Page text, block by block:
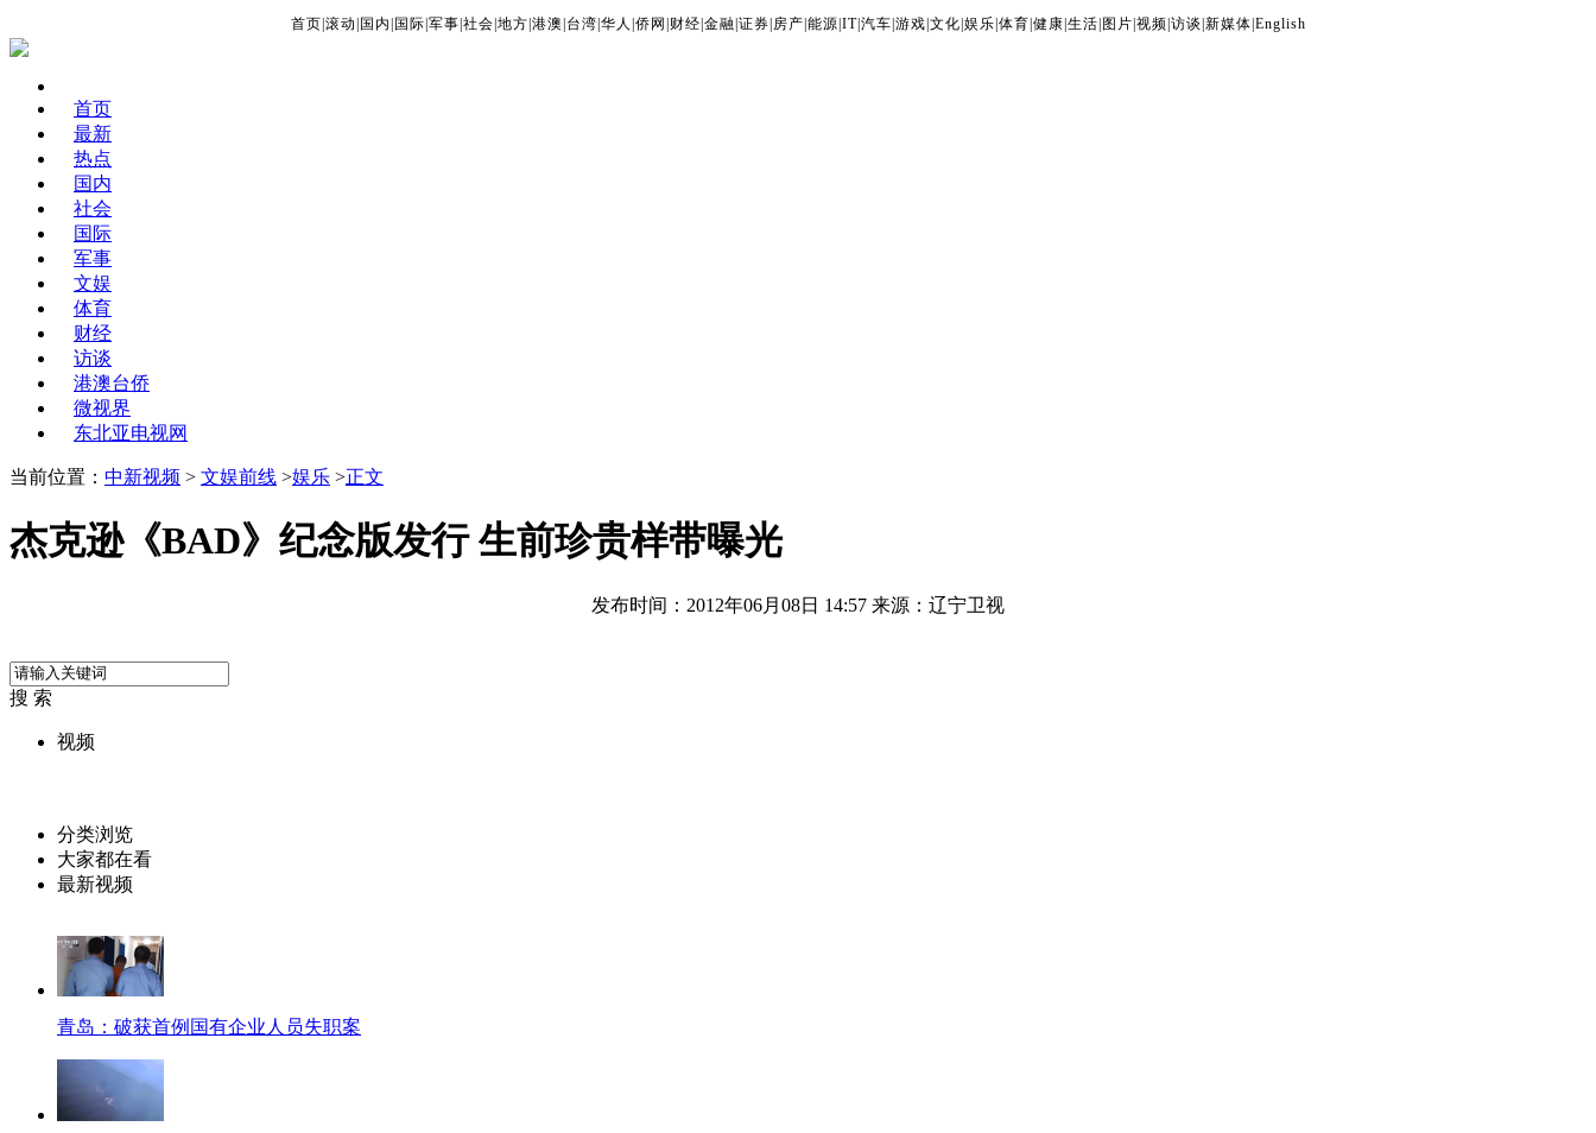
首页 滚动 国内 国际 军事 社会 地方 港澳 台湾 华人 侨网 财经 金融 证券 房产 能源 IT| 汽车 游戏 文化 娱乐 体育 健康 生活 图片 视频 访谈 新媒体 English
首页
最新
热点
国内
社会
国际
军事
文娱
体育
财经
访谈
港澳台侨
微视界
东北亚电视网
当前位置： 中新视频 > 文娱前线 >娱乐 >正文
杰克逊《BAD》纪念版发行 生前珍贵样带曝光
发布时间：2012年06月08日 14:57 来源：辽宁卫视
搜 索
视频
分类浏览
大家都在看
最新视频
青岛：破获首例国有企业人员失职案